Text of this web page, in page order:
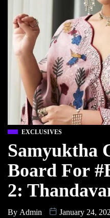
EXCLUSIVES
Samyuktha
Board For
2:
By Admin January 24,